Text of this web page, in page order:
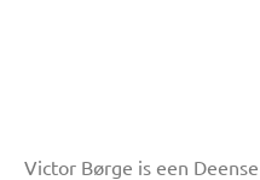
Victor Børge is een